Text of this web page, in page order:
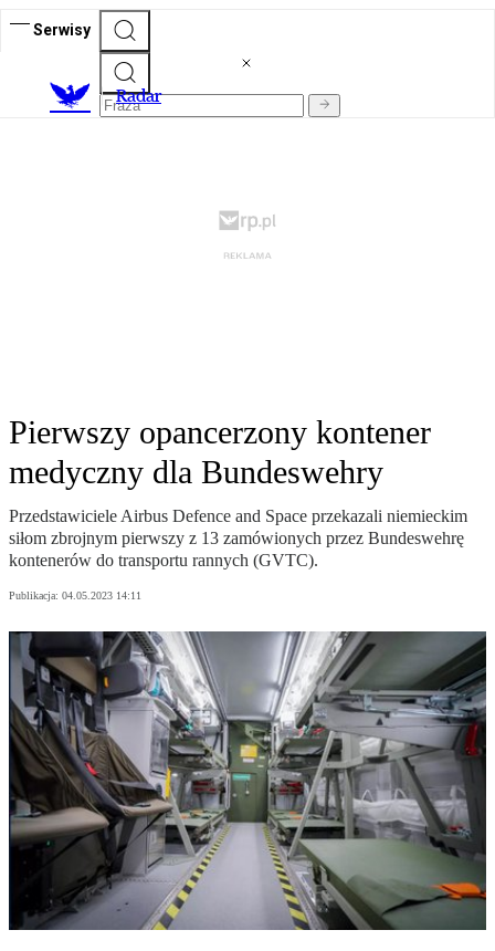
Serwisy
Radar
Pierwszy opancerzony kontener
medyczny dla Bundeswehry
Przedstawiciele Airbus Defence and Space przekazali niemieckim
siłom zbrojnym pierwszy z 13 zamówionych przez Bundeswehrę
kontenerów do transportu rannych (GVTC).
Publikacja: 04.05.2023 14:11